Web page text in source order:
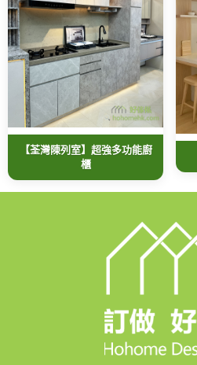
【荃灣陳列室】超強多功能廚
櫃